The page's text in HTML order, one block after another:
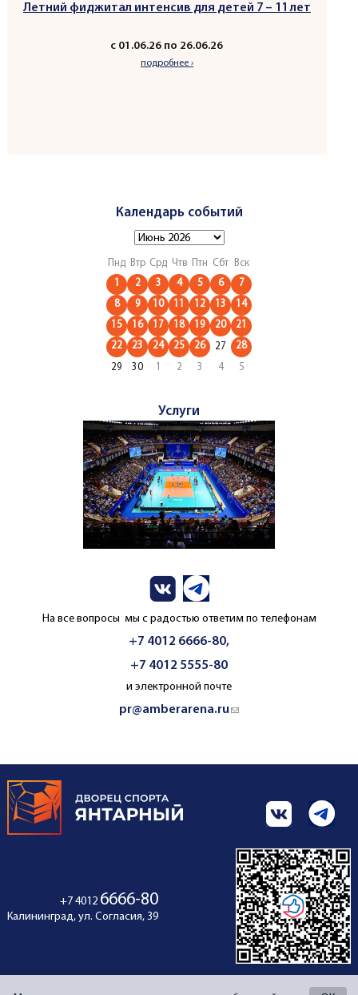
Летний фиджитал интенсив для детей 7 – 11 лет
с 01.06.26 по 26.06.26
подробнее ›
Календарь событий
Пнд Втр Срд Чтв Птн Сбт
Вск
1
2 3 4 5 6
7
8
9 10 11 12 13
14
15
16 17 18 19 20
21
22
23 24 25 26 27 28
29 30 2 3 4 5
Услуги
На все вопросы мы с радостью ответим по телефонам
+7 4012 6666-80,
+7 4012 5555-80
и электронной почте
pr@amberarena.ru(link sends e-mail)
+7 4012 6666-80
Калининград, ул. Согласия, 39